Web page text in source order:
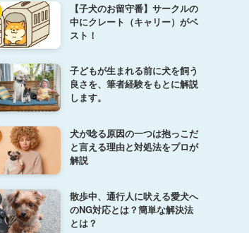
【子犬のお留守番】サークルの
中にクレート（キャリー）がベ
スト！
子どもが生まれる前に犬を飼う
良さを、筆者経験をもとに解説
します。
犬が唸る原因の一つは抱っこだ
と言える理由と対処法をプロが
解説
散歩中、通行人に吠える愛犬へ
のNG対応とは？簡単な解決法
とは？